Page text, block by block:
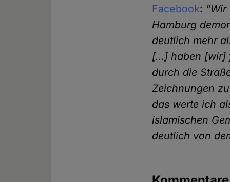
Facebook: "Wir
Hamburg
deutlich mehr
[…] haben [wir]
durch die
Zeichnungen
das werte ich
islamischen
deutlich von